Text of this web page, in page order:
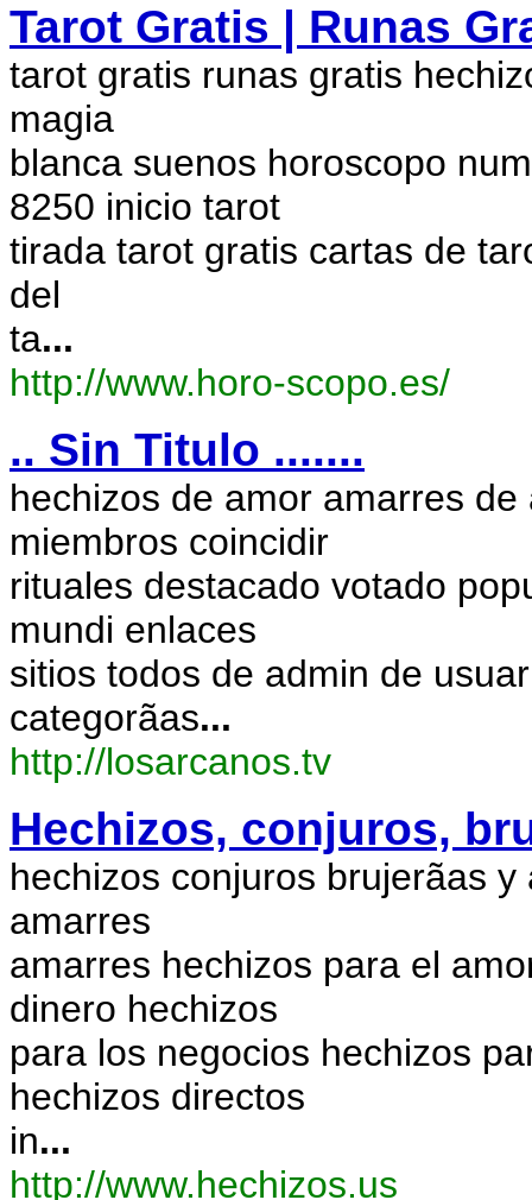
Tarot Gratis | Runas
tarot gratis runas gratis
magia
blanca suenos horoscopo
8250 inicio tarot
tirada tarot gratis cartas de
del
ta...
http://www.horo-scopo.es/
.. Sin Titulo .......
hechizos de amor amarres
miembros coincidir
rituales destacado votado
mundi enlaces
sitios todos de admin de
categorã­as...
http://losarcanos.tv
Hechizos, conjuros,
hechizos conjuros brujerã­as
amarres
amarres hechizos para el
dinero hechizos
para los negocios hechizos
hechizos directos
in...
http://www.hechizos.us